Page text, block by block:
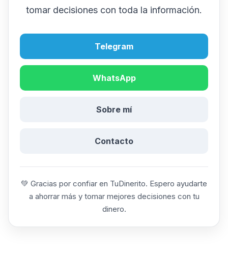
tomar decisiones con toda la información.
Telegram
WhatsApp
Sobre mí
Contacto
💚 Gracias por confiar en TuDinerito. Espero ayudarte
a ahorrar más y tomar mejores decisiones con tu
dinero.